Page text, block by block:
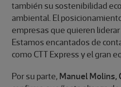
también su sostenibilidad
ambiental. El
empresas que quieren liderar
Estamos encantados de
como CTT Express y el gran
Por su parte, Manuel Molins,